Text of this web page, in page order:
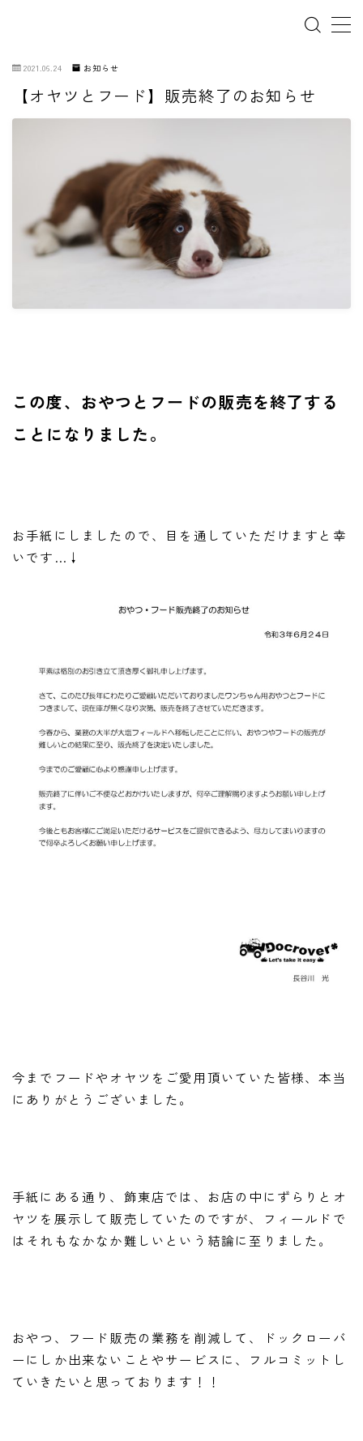
ホーム
パピーレッスン
スターターレッスン
ドッグスポーツ
ACCESS
お仕事のご依頼・お問い合わせ
過去実績
2021.06.24 お知らせ
【オヤツとフード】販売終了のお知らせ
この度、おやつとフードの販売を終了する
ことになりました。
お手紙にしましたので、目を通していただけますと幸
いです…↓
今までフードやオヤツをご愛用頂いていた皆様、本当
にありがとうございました。
手紙にある通り、飾東店では、お店の中にずらりとオ
ヤツを展示して販売していたのですが、フィールドで
はそれもなかなか難しいという結論に至りました。
おやつ、フード販売の業務を削減して、ドックローバ
ーにしか出来ないことやサービスに、フルコミットし
ていきたいと思っております！！